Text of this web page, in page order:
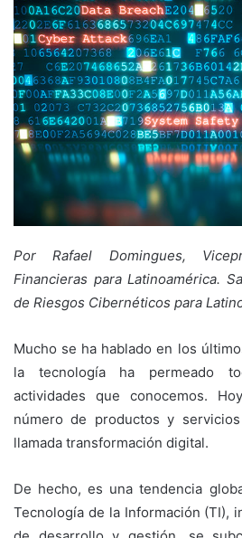
Por Rafael Domingues,
Financieras para Latinoamérica.
de Riesgos Cibernéticos para
Mucho se ha hablado en los
la tecnología ha permeado
actividades que conocemos.
número de productos y
llamada transformación digital.
De hecho, es una tendencia
Tecnología de la Información (TI),